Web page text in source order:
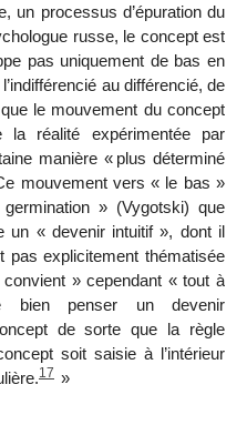
un processus d’épuration du
russe, le concept est
pas uniquement de bas en
l’indifférencié au différencié, de
le mouvement du concept
la réalité expérimentée par
manière « plus déterminé
mouvement vers « le bas »
» (Vygotski) que
un « devenir intuitif », dont il
pas explicitement thématisée
» cependant « tout à
penser un devenir
de sorte que la règle
soit saisie à l’intérieur
17 »